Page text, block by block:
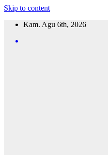
Skip to content
Kam. Agu 6th, 2026